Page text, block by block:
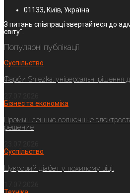
01133, Київ, Україна
З питань співпраці звертайтеся до
світу".
Популярні публікації
Суспільство
Фарби Sniezka: універсальні рішення
Бізнес та економіка
Промышленные солнечные
решение
Суспільство
Цукровий діабет у похилому віці: